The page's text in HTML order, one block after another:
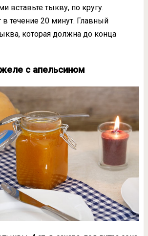
вставьте тыкву, по кругу.
течение 20 минут. Главный
которая должна до конца
с апельсином